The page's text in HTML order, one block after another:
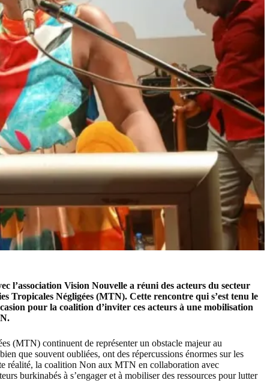
l’association Vision Nouvelle a réuni des acteurs du secteur
Tropicales Négligées (MTN). Cette rencontre qui s’est tenu le
pour la coalition d’inviter ces acteurs à une mobilisation
(MTN) continuent de représenter un obstacle majeur au
que souvent oubliées, ont des répercussions énormes sur les
réalité, la coalition Non aux MTN en collaboration avec
burkinabés à s’engager et à mobiliser des ressources pour lutter